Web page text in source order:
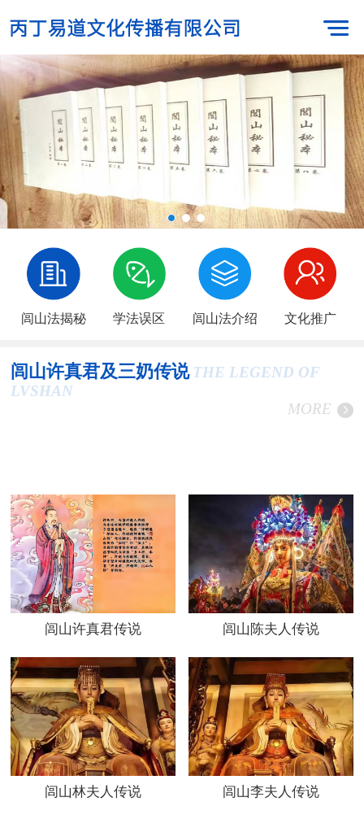
闾山法揭秘 学法误区 闾山法介绍 文化推广
闾山许真君及三奶传说 THE LEGEND OF
LVSHAN
MORE
闾山许真君传说 闾山陈夫人传说
闾山林夫人传说 闾山李夫人传说